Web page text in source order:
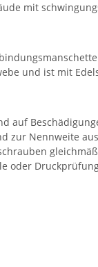
mit
und ist mit
auf
zur Nennweite
oder